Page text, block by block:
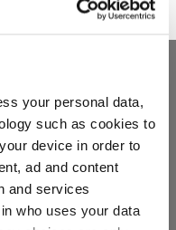
your personal data,
such as cookies to
device in order to
ad and content
and services
who uses your data